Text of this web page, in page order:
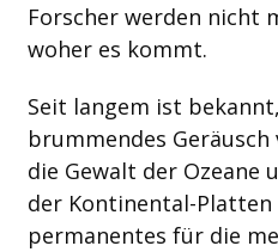
Forscher werden nicht
woher es kommt.
Seit langem ist
brummendes
die Gewalt der Ozeane
der Kontinental-
permanentes für die